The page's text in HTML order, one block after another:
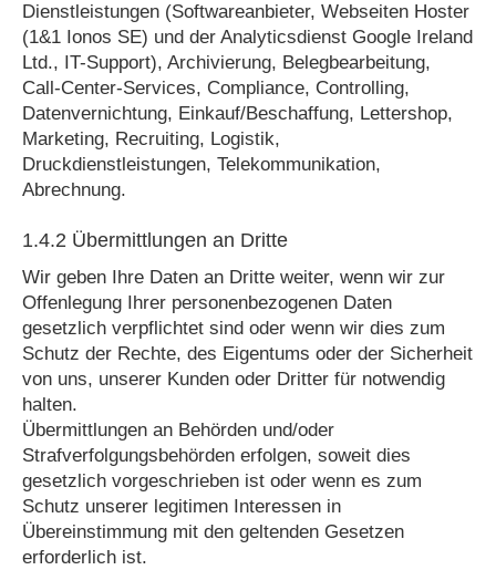
Dienstleistungen (Softwareanbieter, Webseiten Hoster
(1&1 Ionos SE) und der Analyticsdienst Google Ireland
Ltd., IT-Support), Archivierung, Belegbearbeitung,
Call-Center-Services, Compliance, Controlling,
Datenvernichtung, Einkauf/Beschaffung, Lettershop,
Marketing, Recruiting, Logistik,
Druckdienstleistungen, Telekommunikation,
Abrechnung.
1.4.2 Übermittlungen an Dritte
Wir geben Ihre Daten an Dritte weiter, wenn wir zur
Offenlegung Ihrer personenbezogenen Daten
gesetzlich verpflichtet sind oder wenn wir dies zum
Schutz der Rechte, des Eigentums oder der Sicherheit
von uns, unserer Kunden oder Dritter für notwendig
halten.
Übermittlungen an Behörden und/oder
Strafverfolgungsbehörden erfolgen, soweit dies
gesetzlich vorgeschrieben ist oder wenn es zum
Schutz unserer legitimen Interessen in
Übereinstimmung mit den geltenden Gesetzen
erforderlich ist.